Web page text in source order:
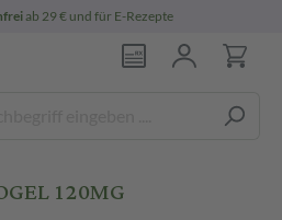
ab 29 € und für E-Rezepte
120MG